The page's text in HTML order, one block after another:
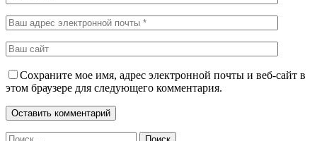
Сохраните мое имя, адрес электронной почты и веб-сайт в
этом браузере для следующего комментария.